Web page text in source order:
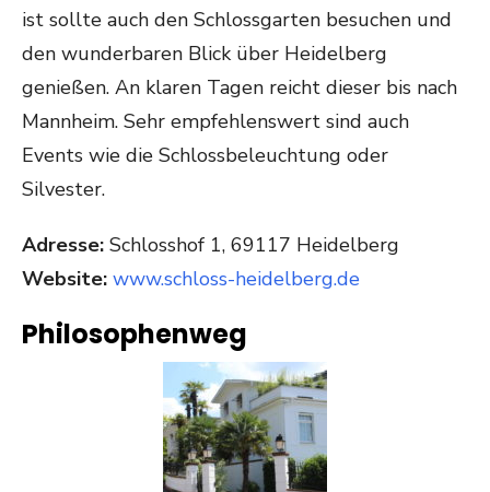
ist sollte auch den Schlossgarten besuchen und
den wunderbaren Blick über Heidelberg
genießen. An klaren Tagen reicht dieser bis nach
Mannheim. Sehr empfehlenswert sind auch
Events wie die Schlossbeleuchtung oder
Silvester.
Adresse: Schlosshof 1, 69117 Heidelberg
Website: www.schloss-heidelberg.de
Philosophenweg